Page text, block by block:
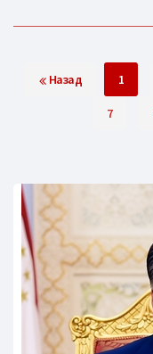
Назад 1
7